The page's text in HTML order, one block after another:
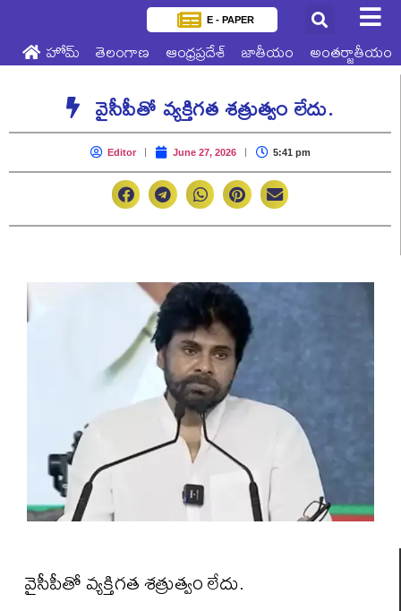
E - PAPER
హోమ్ తెలంగాణ ఆంధ్రప్రదేశ్ జాతీయం అంతర్జాతీయం
వైసీపీతో వ్యక్తిగత శత్రుత్వం లేదు.
Editor June 27, 2026 5:41 pm
వైసీపీతో వ్యక్తిగత శత్రుత్వం లేదు.